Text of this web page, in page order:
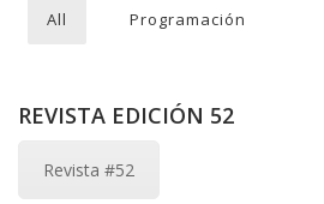
All Programación
REVISTA EDICIÓN 52
Revista #52